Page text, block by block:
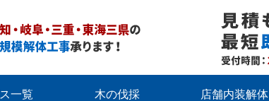
一覧 木の伐採 店舗内装解体